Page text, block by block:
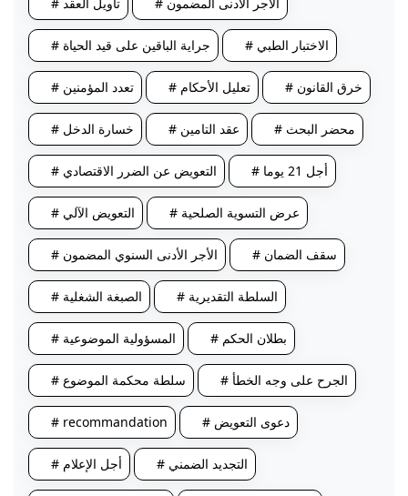
# جراية الباقين على قيد الحياة # الاختبار الطبي
# تعدد المؤمنين # تعليل الأحكام # خرق القانون
# خسارة الدخل # عقد التامين # محضر البحث
# التعويض عن الضرر الاقتصادي # أجل 21 يوما
# التعويض الآلي # عرض التسوية الصلحية
# الأجر الأدنى السنوي المضمون # سقف الضمان
# الصبغة الشغلية # السلطة التقديرية
# المسؤولية الموضوعية # بطلان الحكم
# سلطة محكمة الموضوع # الجرح على وجه الخطأ
# recommandation # دعوى التعويض
# أجل الإعلام # التجديد الضمني